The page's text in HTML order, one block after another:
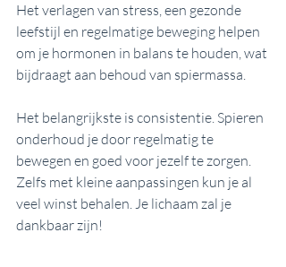
Het verlagen van stress, een gezonde
leefstijl en regelmatige beweging helpen
om je hormonen in balans te houden, wat
bijdraagt aan behoud van spiermassa.
Het belangrijkste is consistentie. Spieren
onderhoud je door regelmatig te
bewegen en goed voor jezelf te zorgen.
Zelfs met kleine aanpassingen kun je al
veel winst behalen. Je lichaam zal je
dankbaar zijn!